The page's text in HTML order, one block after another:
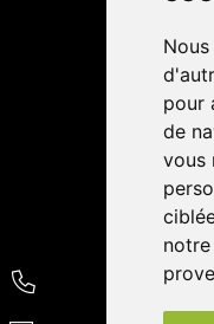
pour
de
vous
4,4 / 5